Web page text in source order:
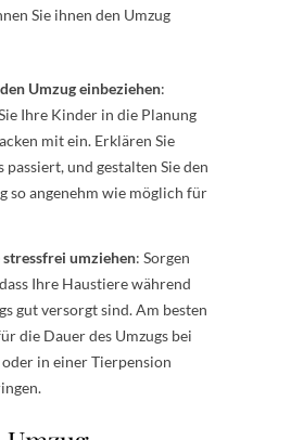
Sie ihnen den Umzug
Umzug einbeziehen:
Ihre Kinder in die Planung
mit ein. Erklären Sie
passiert, und gestalten Sie den
so angenehm wie möglich für
umziehen: Sorgen
Ihre Haustiere während
gut versorgt sind. Am besten
die Dauer des Umzugs bei
in einer Tierpension